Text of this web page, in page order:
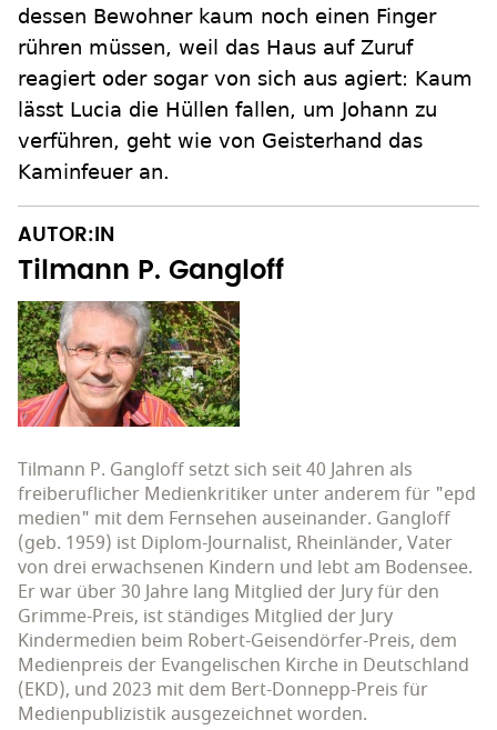
dessen Bewohner kaum noch einen Finger
rühren müssen, weil das Haus auf Zuruf
reagiert oder sogar von sich aus agiert: Kaum
lässt Lucia die Hüllen fallen, um Johann zu
verführen, geht wie von Geisterhand das
Kaminfeuer an.
AUTOR:IN
Tilmann P. Gangloff
Tilmann P. Gangloff setzt sich seit 40 Jahren als
freiberuflicher Medienkritiker unter anderem für "epd
medien" mit dem Fernsehen auseinander. Gangloff
(geb. 1959) ist Diplom-Journalist, Rheinländer, Vater
von drei erwachsenen Kindern und lebt am Bodensee.
Er war über 30 Jahre lang Mitglied der Jury für den
Grimme-Preis, ist ständiges Mitglied der Jury
Kindermedien beim Robert-Geisendörfer-Preis, dem
Medienpreis der Evangelischen Kirche in Deutschland
(EKD), und 2023 mit dem Bert-Donnepp-Preis für
Medienpublizistik ausgezeichnet worden.